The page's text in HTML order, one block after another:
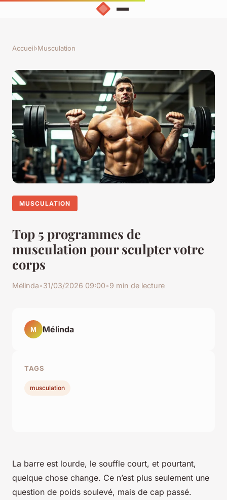
Accueil›Musculation
MUSCULATION
Top 5 programmes de
musculation pour sculpter votre
corps
Mélinda•31/03/2026 09:00•9 min de lecture
La barre est lourde, le souffle court, et pourtant,
quelque chose change. Ce n’est plus seulement une
question de poids soulevé, mais de cap passé.
M Mélinda
TAGS
musculation